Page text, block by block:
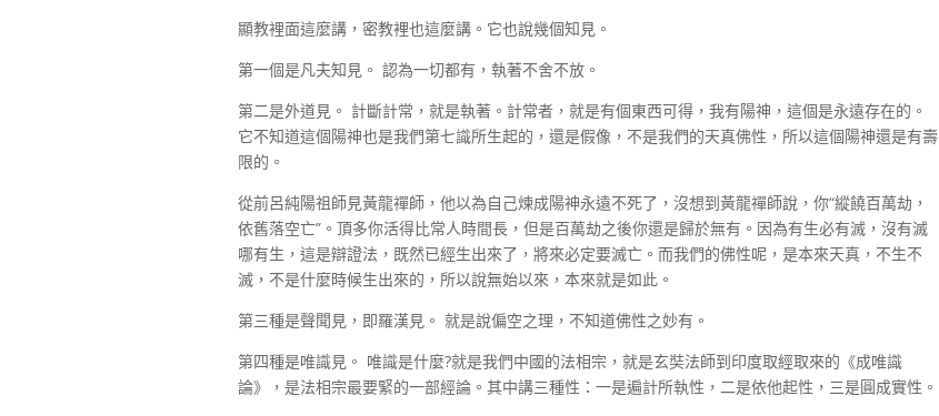
顯教裡面這麼講，密教裡也這麼講。它也說幾個知見。
第一個是凡夫知見。 認為一切都有，執著不舍不放。
第二是外道見。 計斷計常，就是執著。計常者，就是有個東西可得，我有陽神，這個是永遠存在的。
它不知道這個陽神也是我們第七識所生起的，還是假像，不是我們的天真佛性，所以這個陽神還是有壽
限的。
從前呂純陽祖師見黃龍禪師，他以為自己煉成陽神永遠不死了，沒想到黃龍禪師說，你“縱饒百萬劫，
依舊落空亡”。頂多你活得比常人時間長，但是百萬劫之後你還是歸於無有。因為有生必有滅，沒有滅
哪有生，這是辯證法，既然已經生出來了，將來必定要滅亡。而我們的佛性呢，是本來天真，不生不
滅，不是什麼時候生出來的，所以說無始以來，本來就是如此。
第三種是聲聞見，即羅漢見。 就是說偏空之理，不知道佛性之妙有。
第四種是唯識見。 唯識是什麼?就是我們中國的法相宗，就是玄奘法師到印度取經取來的《成唯識
論》，是法相宗最要緊的一部經論。其中講三種性：一是遍計所執性，二是依他起性，三是圓成實性。